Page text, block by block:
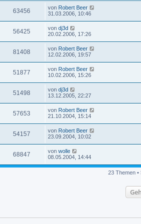
63456 von Robert Beer
31.03.2006, 10:46
56425 von dj3d
20.02.2006, 17:26
81408 von Robert Beer
12.02.2006, 19:57
51877 von Robert Beer
10.02.2006, 15:26
51498 von dj3d
13.12.2005, 22:27
57653 von Robert Beer
21.10.2004, 15:14
54157 von Robert Beer
23.09.2004, 10:02
68847 von wolle
08.05.2004, 14:44
23 Themen •